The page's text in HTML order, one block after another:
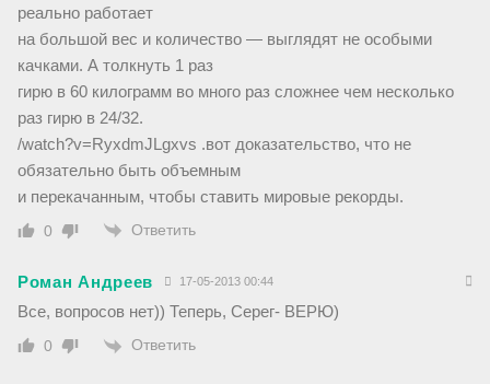
реально работает
на большой вес и количество — выглядят не особыми
качками. А толкнуть 1 раз
гирю в 60 килограмм во много раз сложнее чем несколько
раз гирю в 24/32.
/watch?v=RyxdmJLgxvs .вот доказательство, что не
обязательно быть объемным
и перекачанным, чтобы ставить мировые рекорды.
0 Ответить
Роман Андреев 17-05-2013 00:44
Все, вопросов нет)) Теперь, Серег- ВЕРЮ)
0 Ответить